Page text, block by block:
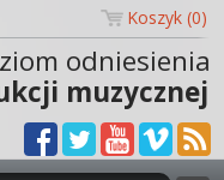
Koszyk (0)
odniesienia
muzycznej